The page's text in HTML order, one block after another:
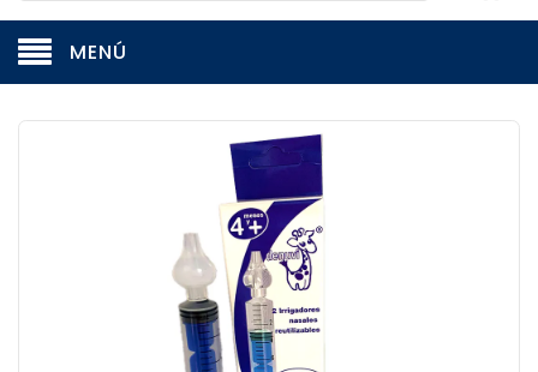
MENÚ